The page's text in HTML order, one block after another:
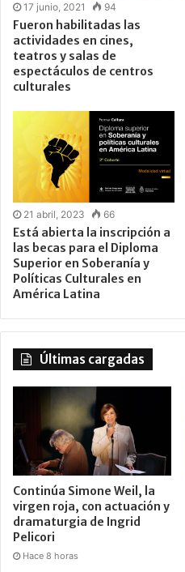
17 junio, 2021 94
Fueron habilitadas las
actividades en cines,
teatros y salas de
espectáculos de centros
culturales
21 abril, 2023 66
Está abierta la inscripción a
las becas para el Diploma
Superior en Soberanía y
Políticas Culturales en
América Latina
Últimas cargadas
Continúa Simone Weil, la
virgen roja, con actuación y
dramaturgia de Ingrid
Pelicori
Hace 8 horas